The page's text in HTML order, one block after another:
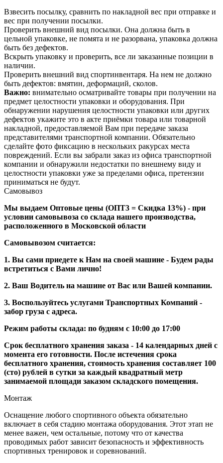
Взвесить посылку, сравнить по накладной вес при отправке и
вес при получении посылки.
Проверить внешний вид посылки. Она должна быть в
цельной упаковке, не помята и не разорвана, упаковка должна
быть без дефектов.
Вскрыть упаковку и проверить, все ли заказанные позиции в
наличии.
Проверить внешний вид спортинвентаря. На нем не должно
быть дефектов: вмятин, деформаций, сколов.
Важно: внимательно осматривайте товары при получении на
предмет целостности упаковки и оборудования. При
обнаружении нарушения целостности упаковки или других
дефектов укажите это в акте приёмки товара или товарной
накладной, предоставляемой Вам при передаче заказа
представителями транспортной компании. Обязательно
сделайте фото фиксацию в нескольких ракурсах места
повреждений. Если вы забрали заказ из офиса транспортной
компании и обнаружили недостатки по внешнему виду и
целостности упаковки уже за пределами офиса, претензии
приниматься не будут.
Самовывоз
Мы выдаем Оптовые цены (ОПТ3 = Скидка 13%) - при
условии самовывоза со склада нашего производства,
расположенного в Московской области
Самовывозом считается:
1. Вы сами приедете к Нам на своей машине - Будем рады
встретиться с Вами лично!
2. Ваш Водитель на машине от Вас или Вашей компании.
3. Воспользуйтесь услугами Транспортных Компаний -
забор груза с адреса.
Режим работы склада: по будням с 10:00 до 17:00
Срок бесплатного хранения заказа - 14 календарных дней с
момента его готовности. После истечения срока
бесплатного хранения, стоимость хранения составляет 100
(сто) рублей в сутки за каждый квадратный метр
занимаемой площади заказом складского помещения.
Монтаж
Оснащение любого спортивного объекта обязательно
включает в себя стадию монтажа оборудования. Этот этап не
менее важен, чем остальные, потому что от качества
проводимых работ зависит безопасность и эффективность
спортивных тренировок и соревнований.